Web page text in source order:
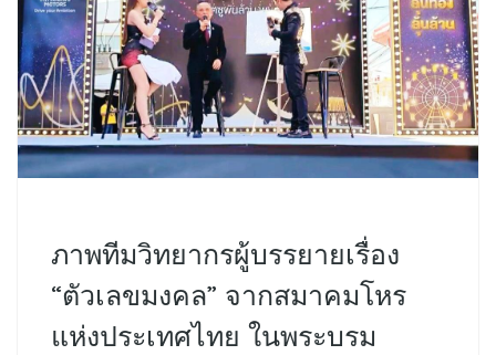
ภาพทีมวิทยากรผู้บรรยายเรื่อง
“ตัวเลขมงคล” จากสมาคมโหร
แห่งประเทศไทย ในพระบรม